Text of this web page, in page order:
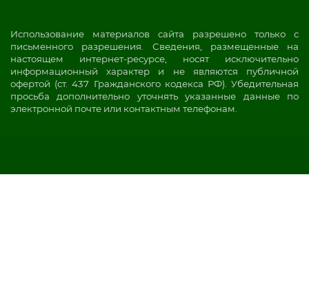
Использование материалов сайта разрешено только с
письменного разрешения. Сведения, размещенные на
настоящем интернет-ресурсе, носят исключительно
информационный характер и не являются публичной
офертой (ст. 437 Гражданского кодекса РФ). Убедительная
просьба дополнительно уточнять указанные данные по
электронной почте или контактным телефонам.